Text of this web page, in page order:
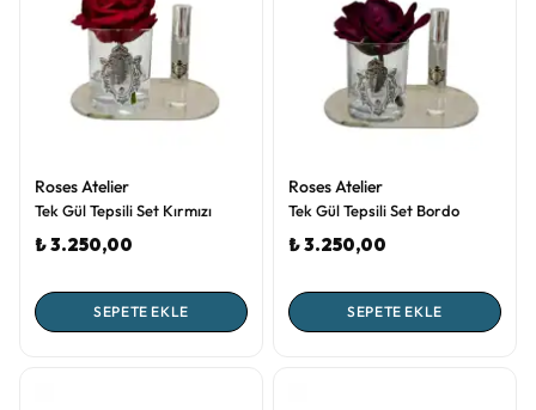
Roses Atelier
Tek Gül Tepsili Set Kırmızı
₺ 3.250,00
SEPETE EKLE
Roses Atelier
Tek Gül Tepsili Set Bordo
₺ 3.250,00
SEPETE EKLE